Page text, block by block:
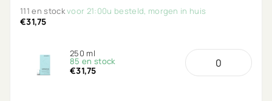
111 en stockvoor 21:00u besteld, morgen in huis
€31,75
250 ml
85 en stock
€31,75